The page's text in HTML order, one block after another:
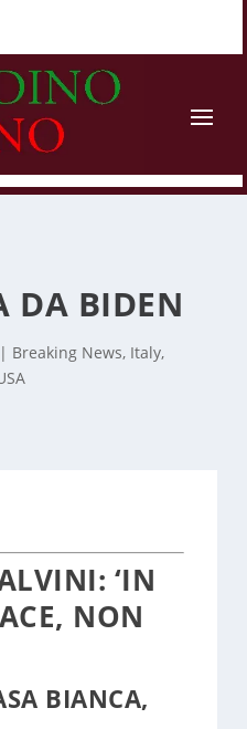
DA BIDEN
| Breaking News, Italy,
‘IN
NON
BIANCA,